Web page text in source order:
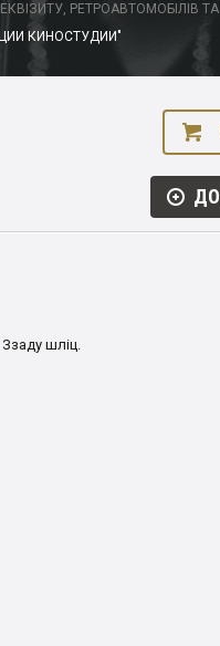
РЕТРОАВТОМОБІЛІВ
КИНОСТУДИИ"
шліц.